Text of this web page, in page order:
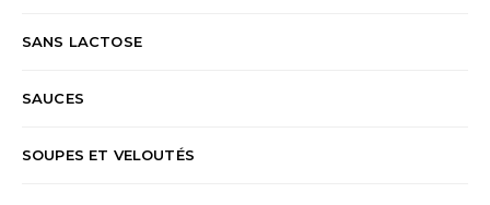
SANS LACTOSE
SAUCES
SOUPES ET VELOUTÉS